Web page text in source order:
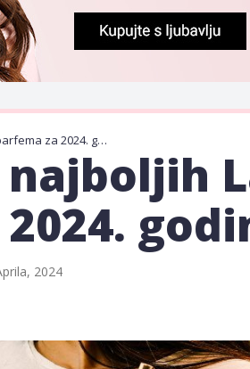
Istražite 14 najboljih Lattafa parfema za 2024. godinu
2024